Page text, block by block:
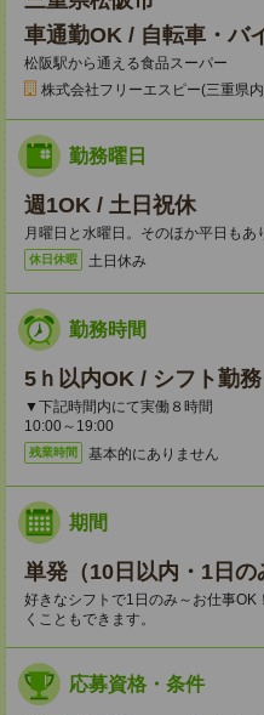
車通勤OK / 自転車・バ
松阪駅から通える食品スーパー
株式会社フリーエスピー(三重県
勤務曜日
週1OK / 土日祝休
月曜日と水曜日。そのほか平日もあ
休日休暇 土日休み
勤務時間
5ｈ以内OK / シフト勤
▼下記時間内にて実働８時間
10:00～19:00
残業時間 基本的にありません
期間
単発（10日以内・1日の
好きなシフトで1日のみ～お仕事
くこともできます。
応募資格・条件